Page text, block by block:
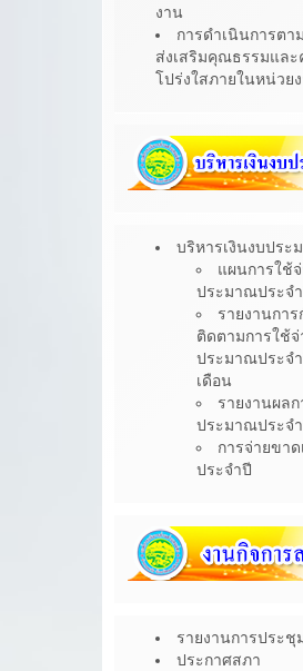
งาน
การดำเนินการตา
ส่งเสริมคุณธรรมและ
โปร่งใสภายในหน่วย
บริหารเงินงบประ
แผนการใช้
ประมาณประจ
รายงานการ
ติดตามการใช้จ่
ประมาณประจ
เดือน
รายงานผล
ประมาณประจ
การจ่ายขา
ประจำปี
รายงานการประชุ
ประกาศสภา